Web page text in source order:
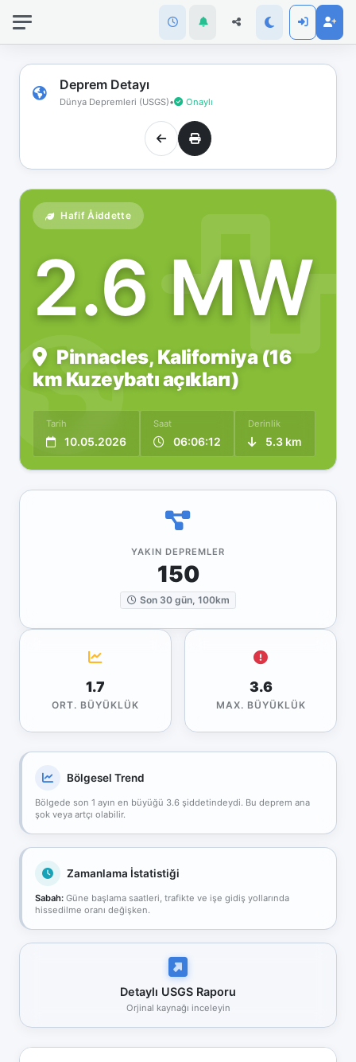
Deprem Detayı
Dünya Depremleri (USGS)• Onaylı
Hafif Åiddette
2.6 MW
Pinnacles, Kaliforniya (16
km Kuzeybatı açıkları)
Tarih
10.05.2026
Saat
06:06:12
Derinlik
5.3 km
YAKIN DEPREMLER
150
Son 30 gün, 100km
1.7
ORT. BÜYÜKLÜK
3.6
MAX. BÜYÜKLÜK
Bölgesel Trend
Bölgede son 1 ayın en büyüğü 3.6 şiddetindeydi. Bu deprem ana
şok veya artçı olabilir.
Zamanlama İstatistiği
Sabah: Güne başlama saatleri, trafikte ve işe gidiş yollarında
hissedilme oranı değişken.
Detaylı USGS Raporu
Orjinal kaynağı inceleyin
bağlantınız
koptu!
Çevrimdışı
moddasınız.